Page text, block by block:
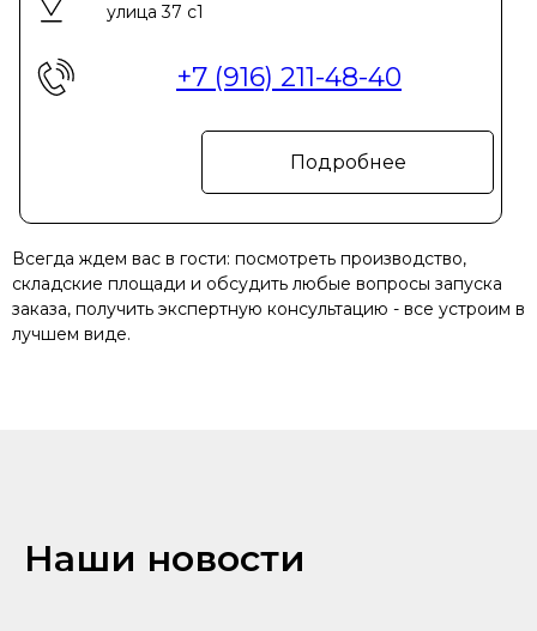
Всегда ждем вас в гости: посмотреть производство,
складские площади и обсудить любые вопросы запуска
заказа, получить экспертную консультацию - все устроим в
лучшем виде.
улица 37 с1
+7 (916) 211-48-40
Подробнее
Наши новости